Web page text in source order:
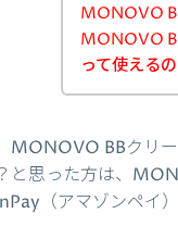
MONOVO
MONOVO
って使える
MONOVO BBクリ
と思った方は、
（アマゾンペイ